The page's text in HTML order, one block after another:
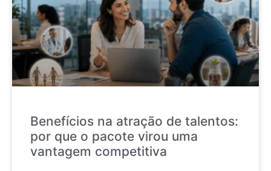
Benefícios na atração de talentos:
por que o pacote virou uma
vantagem competitiva